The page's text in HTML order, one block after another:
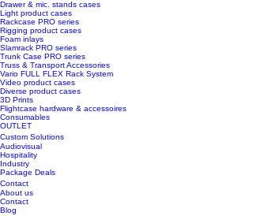
Drawer & mic. stands cases
Light product cases
Rackcase PRO series
Rigging product cases
Foam inlays
Slamrack PRO series
Trunk Case PRO series
Truss & Transport Accessories
Vario FULL FLEX Rack System
Video product cases
Diverse product cases
3D Prints
Flightcase hardware & accessoires
Consumables
OUTLET
Custom Solutions
Audiovisual
Hospitality
Industry
Package Deals
Contact
About us
Contact
Blog